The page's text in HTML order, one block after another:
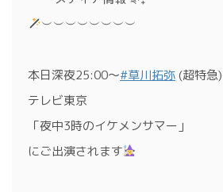
︶︶︶︶︶︶︶︶
本日深夜25:00～#草川拓弥(超特急
テレビ東京
「夜中3時のイケメンサマー」
にご出演されます